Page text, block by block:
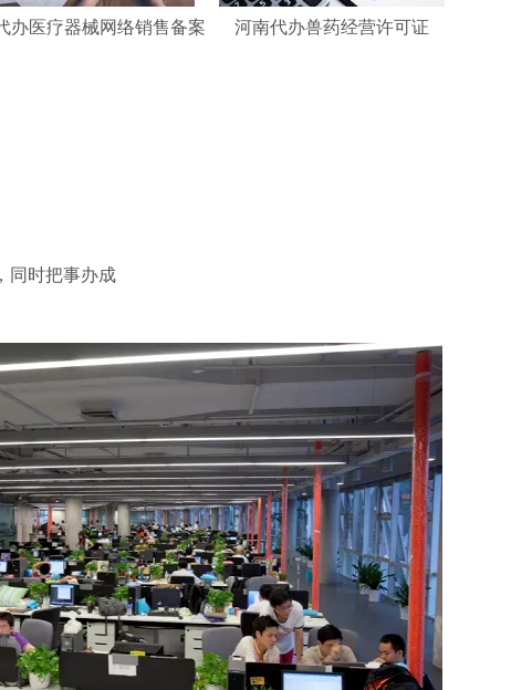
办医疗器械网络销售备案 河南代办兽药经营许可证
同时把事办成